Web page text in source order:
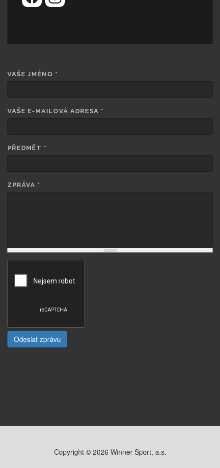
VAŠE JMÉNO *
VAŠE E-MAILOVÁ ADRESA *
PŘEDMĚT *
ZPRÁVA *
Odeslat zprávu
Copyright © 2026 Winner Sport, a.s.